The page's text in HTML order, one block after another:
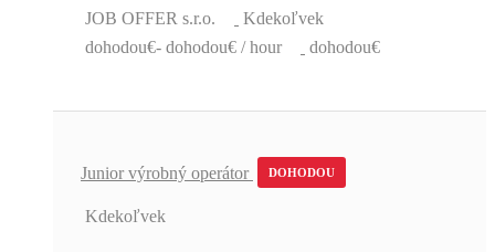
JOB OFFER s.r.o.
Kdekoľvek
dohodou€- dohodou€ / hour
dohodou€
Junior výrobný operátor DOHODOU
Kdekoľvek